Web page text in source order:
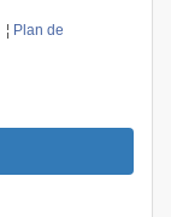
¦ Plan de